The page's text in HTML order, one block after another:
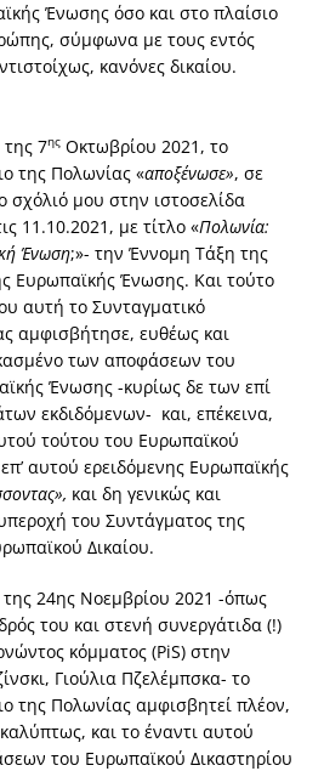
Ένωσης όσο και στο πλαίσιο
σύμφωνα με τους εντός
κανόνες δικαίου.
7ης Οκτωβρίου 2021, το
της Πολωνίας «αποξένωσε», σε
μου στην ιστοσελίδα
11.10.2021, με τίτλο «Πολωνία:
Ένωση;»- την Έννομη Τάξη της
Ευρωπαϊκής Ένωσης. Και τούτο
αυτή το Συνταγματικό
αμφισβήτησε, ευθέως και
των αποφάσεων του
Ένωσης -κυρίως δε των επί
εκδιδόμενων- και, επέκεινα,
τούτου του Ευρωπαϊκού
αυτού ερειδόμενης Ευρωπαϊκής
και δη γενικώς και
του Συντάγματος της
Δικαίου.
24ης Νοεμβρίου 2021 -όπως
του και στενή συνεργάτιδα (!)
κόμματος (PiS) στην
Γιούλια Πζελέμπσκα- το
της Πολωνίας αμφισβητεί πλέον,
και το έναντι αυτού
του Ευρωπαϊκού Δικαστηρίου